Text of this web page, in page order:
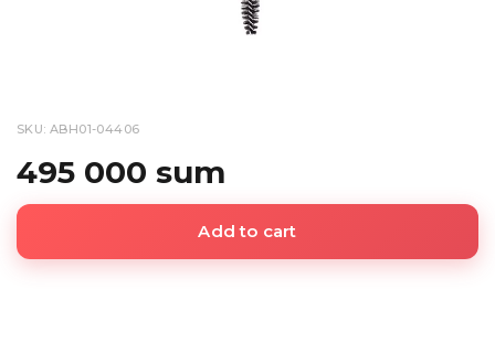
SKU: ABH01-04406
495 000 sum
Add to cart